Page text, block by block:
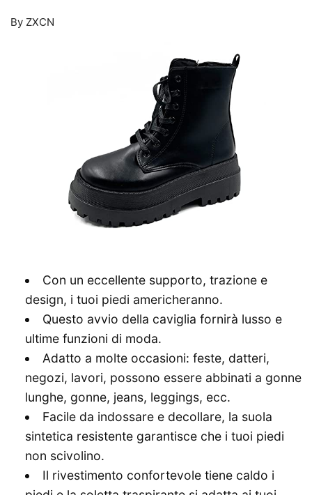
By ZXCN
Con un eccellente supporto, trazione e
design, i tuoi piedi americheranno.
Questo avvio della caviglia fornirà lusso e
ultime funzioni di moda.
Adatto a molte occasioni: feste, datteri,
negozi, lavori, possono essere abbinati a gonne
lunghe, gonne, jeans, leggings, ecc.
Facile da indossare e decollare, la suola
sintetica resistente garantisce che i tuoi piedi
non scivolino.
Il rivestimento confortevole tiene caldo i